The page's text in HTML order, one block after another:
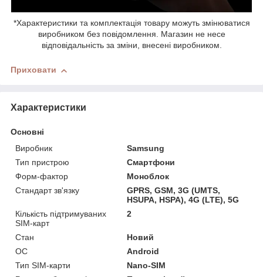
*Характеристики та комплектація товару можуть змінюватися
виробником без повідомлення. Магазин не несе
відповідальність за зміни, внесені виробником.
Приховати
Характеристики
Основні
Виробник
Samsung
Тип пристрою
Смартфони
Форм-фактор
Моноблок
Стандарт зв'язку
GPRS, GSM, 3G (UMTS,
HSUPA, HSPA), 4G (LTE), 5G
Кількість підтримуваних
SIM-карт
2
Стан
Новий
ОС
Android
Тип SIM-карти
Nano-SIM